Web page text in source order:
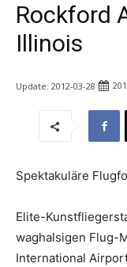
Rockford
Illinois
Update: 2012-03-28
Spektakuläre
Elite-
waghalsigen Flug-
International